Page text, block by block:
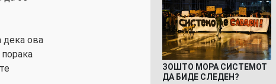
дека ова
ЗОШТО МОРА СИСТЕМОТ
ДА БИДЕ СЛЕДЕН?